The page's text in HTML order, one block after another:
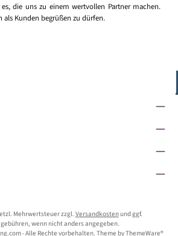
die uns zu einem wertvollen Partner machen.
als Kunden begrüßen zu dürfen.
Mehrwertsteuer zzgl. Versandkostenund ggf.
wenn nicht anders angegeben.
- Alle Rechte vorbehalten. Theme byThemeWare®